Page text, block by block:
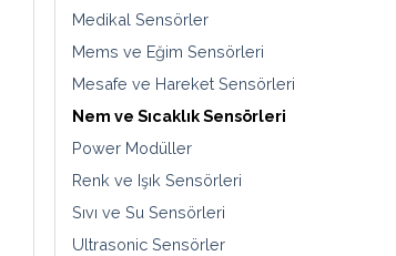
Medikal Sensörler
Mems ve Eğim Sensörleri
Mesafe ve Hareket Sensörleri
Nem ve Sıcaklık Sensörleri
Power Modüller
Renk ve Işık Sensörleri
Sıvı ve Su Sensörleri
Ultrasonic Sensörler